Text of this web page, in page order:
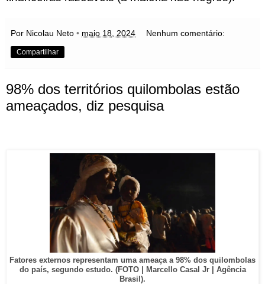
Por Nicolau Neto • maio 18, 2024 Nenhum comentário:
Compartilhar
98% dos territórios quilombolas estão
ameaçados, diz pesquisa
Fatores externos representam uma ameaça a 98% dos quilombolas
do país, segundo estudo. (FOTO | Marcello Casal Jr | Agência
Brasil).